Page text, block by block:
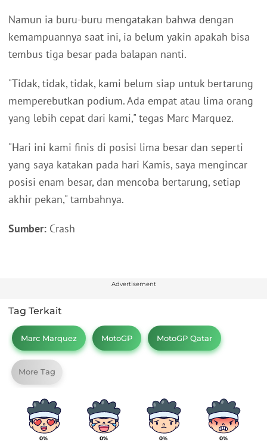
Namun ia buru-buru mengatakan bahwa dengan
kemampuannya saat ini, ia belum yakin apakah bisa
tembus tiga besar pada balapan nanti.
"Tidak, tidak, tidak, kami belum siap untuk bertarung
memperebutkan podium. Ada empat atau lima orang
yang lebih cepat dari kami," tegas Marc Marquez.
"Hari ini kami finis di posisi lima besar dan seperti
yang saya katakan pada hari Kamis, saya mengincar
posisi enam besar, dan mencoba bertarung, setiap
akhir pekan," tambahnya.
Sumber: Crash
Advertisement
Tag Terkait
Marc Marquez MotoGP MotoGP Qatar
More Tag
0% 0% 0% 0%